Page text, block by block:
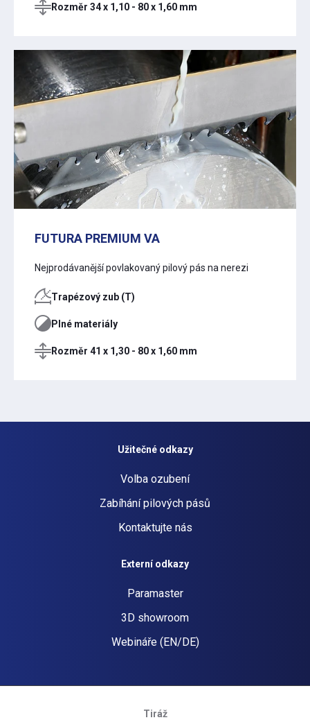
Rozměr 34 x 1,10 - 80 x 1,60 mm
FUTURA PREMIUM VA
Nejprodávanější povlakovaný pilový pás na nerezi
Trapézový zub (T)
Plné materiály
Rozměr 41 x 1,30 - 80 x 1,60 mm
Užitečné odkazy
Volba ozubení
Zabíhání pilových pásů
Kontaktujte nás
Externí odkazy
Paramaster
3D showroom
Webináře (EN/DE)
Tiráž